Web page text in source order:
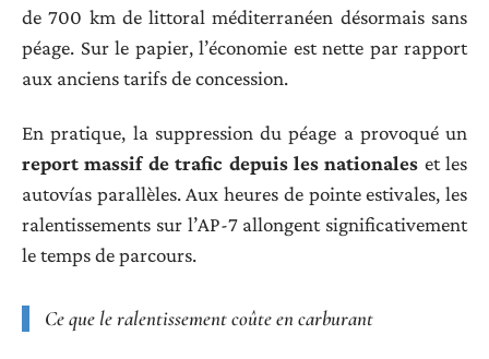
de 700 km de littoral méditerranéen désormais sans
péage. Sur le papier, l’économie est nette par rapport
aux anciens tarifs de concession.
En pratique, la suppression du péage a provoqué un
report massif de trafic depuis les nationales et les
autovías parallèles. Aux heures de pointe estivales, les
ralentissements sur l’AP-7 allongent significativement
le temps de parcours.
Ce que le ralentissement coûte en carburant